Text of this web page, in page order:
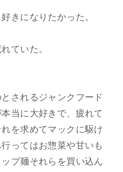
きになりたかった。
ていた。
されるジャンクフード
当に大好きで、疲れて
を求めてマックに駆け
ってはお惣菜や甘いも
プ麺それらを買い込ん